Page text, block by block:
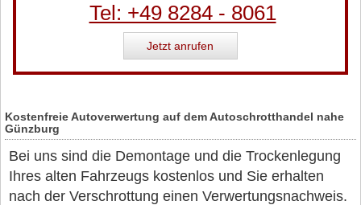
Tel: +49 8284 - 8061
Jetzt anrufen
Kostenfreie Autoverwertung auf dem Autoschrotthandel nahe
Günzburg
Bei uns sind die Demontage und die Trockenlegung
Ihres alten Fahrzeugs kostenlos und Sie erhalten
nach der Verschrottung einen Verwertungsnachweis.